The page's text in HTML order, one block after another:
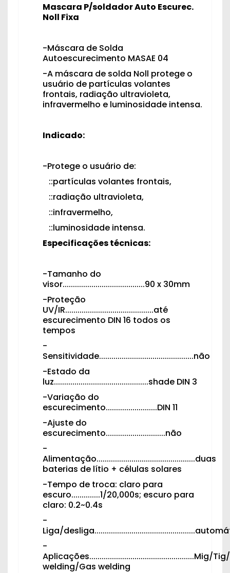
Mascara P/soldador Auto Escurec.
Noll Fixa
-Máscara de Solda
Autoescurecimento MASAE 04
-A máscara de solda Noll protege o
usuário de partículas volantes
frontais, radiação ultravioleta,
infravermelho e luminosidade intensa.
Indicado:
-Protege o usuário de:
::partículas volantes frontais,
::radiação ultravioleta,
::infravermelho,
::luminosidade intensa.
Especificações técnicas:
-Tamanho do
visor........................................90 x 30mm
-Proteção
UV/IR...........................................até
escurecimento DIN 16 todos os
tempos
-
Sensitividade..............................................não
-Estado da
luz..............................................shade DIN 3
-Variação do
escurecimento.........................DIN 11
-Ajuste do
escurecimento.............................não
-
Alimentação................................................duas
baterias de lítio + células solares
-Tempo de troca: claro para
escuro..............1/20,000s; escuro para
claro: 0.2~0.4s
-
Liga/
-
Aplicações...................................................Mig/
welding/Gas welding